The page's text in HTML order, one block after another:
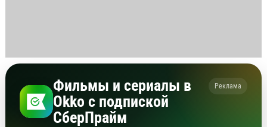
Фильмы и сериалы в
Okko с подпиской
СберПрайм
Реклама